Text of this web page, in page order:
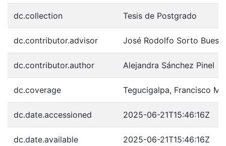
dc.collection Tesis de Postgrado
dc.contributor.advisor José Rodolfo Sorto Bueso
dc.contributor.author Alejandra Sánchez Pinel
dc.coverage Tegucigalpa, Francisco
dc.date.accessioned 2025-06-21T15:46:16Z
dc.date.available 2025-06-21T15:46:16Z